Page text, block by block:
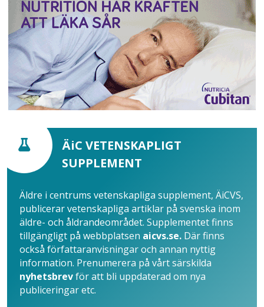
ÄiC VETENSKAPLIGT
SUPPLEMENT
Äldre i centrums vetenskapliga supplement, ÄiCVS,
publicerar vetenskapliga artiklar på svenska inom
äldre- och åldrandeområdet. Supplementet finns
tillgängligt på webbplatsen aicvs.se. Där finns
också författaranvisningar och annan nyttig
information. Prenumerera på vårt särskilda
nyhetsbrevför att bli uppdaterad om nya
publiceringar etc.